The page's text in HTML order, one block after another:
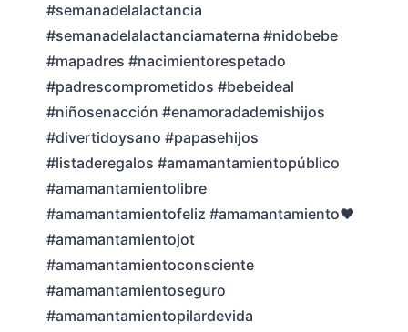
#semanadelalactancia
#semanadelalactanciamaterna #nidobebe
#mapadres #nacimientorespetado
#padrescomprometidos #bebeideal
#niñosenacción #enamoradademishijos
#divertidoysano #papasehijos
#listaderegalos #amamantamientopúblico
#amamantamientolibre
#amamantamientofeliz #amamantamiento❤
#amamantamientojot
#amamantamientoconsciente
#amamantamientoseguro
#amamantamientopilardevida